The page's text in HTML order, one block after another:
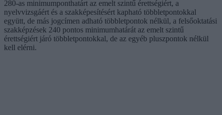
280-as minimumponthatárt az emelt szintű érettségiért, a
nyelvvizsgáért és a szakképesítésért kapható többletpontokkal
együtt, de más jogcímen adható többletpontok nélkül, a felsőoktatási
szakképzések 240 pontos minimumhatárát az emelt szintű
érettségiért járó többletpontokkal, de az egyéb pluszpontok nélkül
kell elérni.